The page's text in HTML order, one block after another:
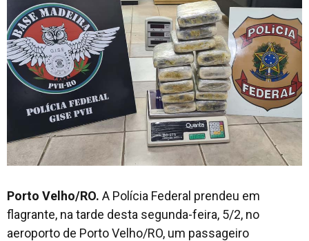
Porto Velho/RO. A Polícia Federal prendeu em
flagrante, na tarde desta segunda-feira, 5/2, no
aeroporto de Porto Velho/RO, um passageiro